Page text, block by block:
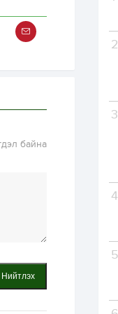
байна
Нийтлэх